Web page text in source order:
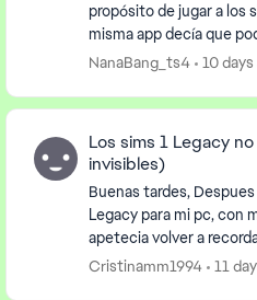
propósito de jugar a los
misma app decía que
de la suscripción. Sin
NanaBang_ts4 10
Los sims 1 Legacy
invisibles)
Buenas tardes, Despues de comprarme los Sims
Legacy para mi pc, con
apetecia volver a
encuentro con este
Cristinamm1994 11